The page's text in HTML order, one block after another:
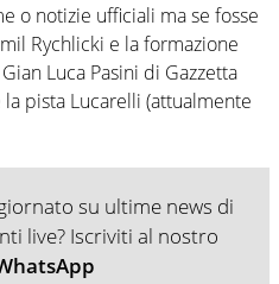
o notizie ufficiali ma se fosse
Rychlicki e la formazione
Luca Pasini di Gazzetta
pista Lucarelli (attualmente
su ultime news di
live? Iscriviti al nostro